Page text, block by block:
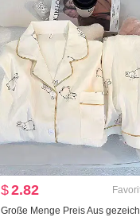
$2.82
Große Menge Preis Aus